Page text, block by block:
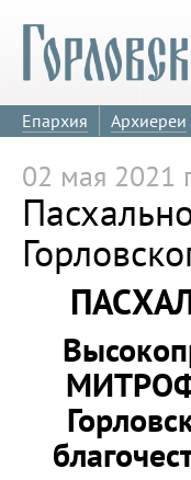
Епархия Архиереи
02 мая 2021